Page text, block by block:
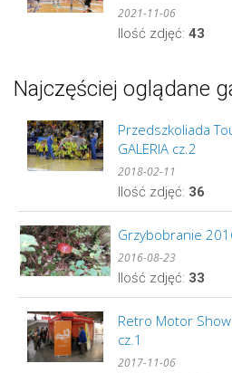
2021-11-06
Ilość zdjęć: 43
Najczęściej oglądane
Przedszkoliada
GALERIA cz.2
2018-02-11
Ilość zdjęć: 36
Grzybobranie
2016-08-23
Ilość zdjęć: 33
Retro Motor
cz.1
2017-11-06